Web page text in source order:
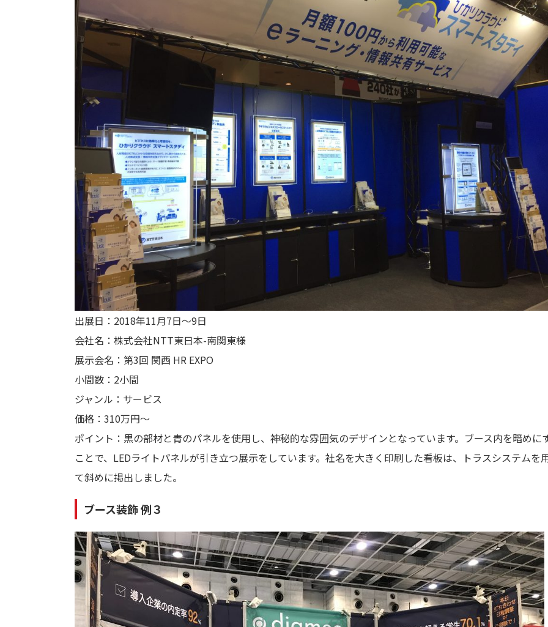
出展日：2018年11月7日～9日
会社名：株式会社NTT東日本-南関東様
展示会名：第3回 関西 HR EXPO
小間数：2小間
ジャンル：サービス
価格：310万円～
ポイント：黒の部材と青のパネルを使用し、神秘的な雰囲気のデザインとなっています。ブース内を暗めに
ことで、LEDライトパネルが引き立つ展示をしています。社名を大きく印刷した看板は、トラスシステムを
て斜めに掲出しました。
ブース装飾 例３